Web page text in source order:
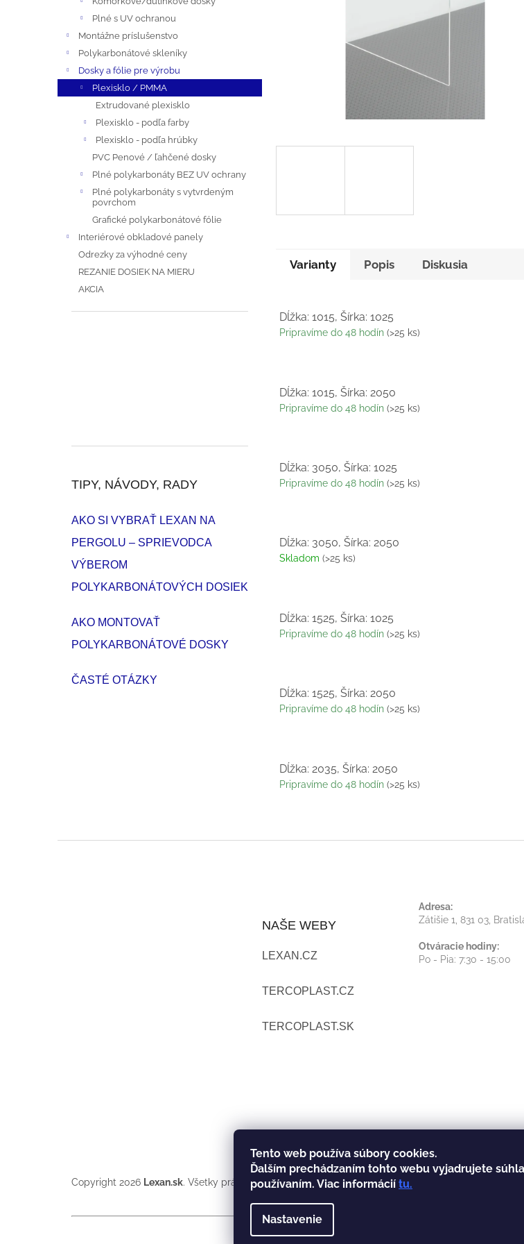
Tento web používa súbory cookies.
Ďalším prechádzaním tohto webu vyjadrujete
používaním. Viac informácií tu.
Nastavenie
Plné s UV ochranou
Montážne príslušenstvo
Polykarbonátové skleníky
Dosky a fólie pre výrobu
Plexisklo / PMMA
Extrudované plexisklo
Plexisklo - podľa farby
Plexisklo - podľa hrúbky
PVC Penové / ľahčené dosky
Plné polykarbonáty BEZ UV ochrany
Plné polykarbonáty s vytvrdeným
povrchom
Grafické polykarbonátové fólie
Interiérové obkladové panely
Odrezky za výhodné ceny
REZANIE DOSIEK NA MIERU
AKCIA
TIPY, NÁVODY, RADY
AKO SI VYBRAŤ LEXAN NA
PERGOLU – SPRIEVODCA
VÝBEROM
POLYKARBONÁTOVÝCH DOSIEK
AKO MONTOVAŤ
POLYKARBONÁTOVÉ DOSKY
ČASTÉ OTÁZKY
Varianty Popis Diskusia
Dĺžka: 1015, Šírka: 1025
Pripravíme do 48 hodín (>25 ks)
Dĺžka: 1015, Šírka: 2050
Pripravíme do 48 hodín (>25 ks)
Dĺžka: 3050, Šírka: 1025
Pripravíme do 48 hodín (>25 ks)
Dĺžka: 3050, Šírka: 2050
Skladom (>25 ks)
Dĺžka: 1525, Šírka: 1025
Pripravíme do 48 hodín (>25 ks)
Dĺžka: 1525, Šírka: 2050
Pripravíme do 48 hodín (>25 ks)
Dĺžka: 2035, Šírka: 2050
Pripravíme do 48 hodín (>25 ks)
NAŠE WEBY
LEXAN.CZ
TERCOPLAST.CZ
TERCOPLAST.SK
Adresa:
Zátišie 1, 831 03,
Otváracie hodiny:
Po - Pia: 7:30 - 15:00
Copyright 2026 Lexan.sk. Všetky práva vyhradené.